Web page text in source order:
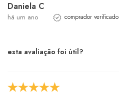
Daniela C
há um ano comprador verificado
esta avaliação foi útil?